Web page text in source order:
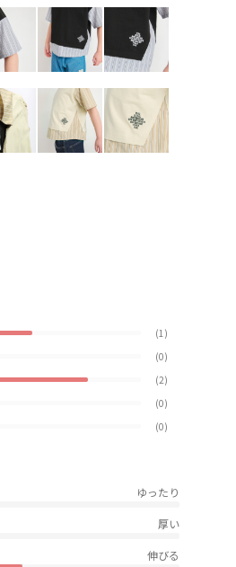
(1)
(0)
(2)
(0)
(0)
ゆったり
厚い
伸びる